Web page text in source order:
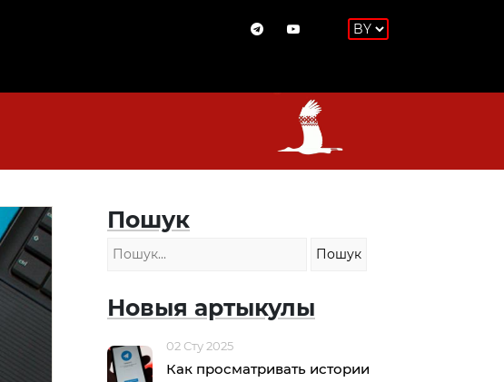
Пошук
Новыя артыкулы
02 Сту 2025
Как просматривать истории